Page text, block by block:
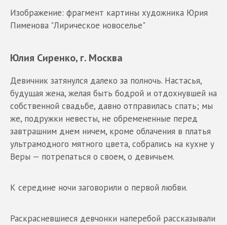
Изображение: фрагмент картины художника Юрия
Пименова "Лирическое новоселье"
Юлия Сиренко, г. Москва
Девичник затянулся далеко за полночь. Настасья,
будущая жена, желая быть бодрой и отдохнувшей на
собственной свадьбе, давно отправилась спать; мы
же, подружки невесты, не обремененные перед
завтрашним днем ничем, кроме облачения в платья
ультрамодного мятного цвета, собрались на кухне у
Веры — потрепаться о своем, о девичьем.
К середине ночи заговорили о первой любви.
Раскрасневшиеся девчонки наперебой рассказывали